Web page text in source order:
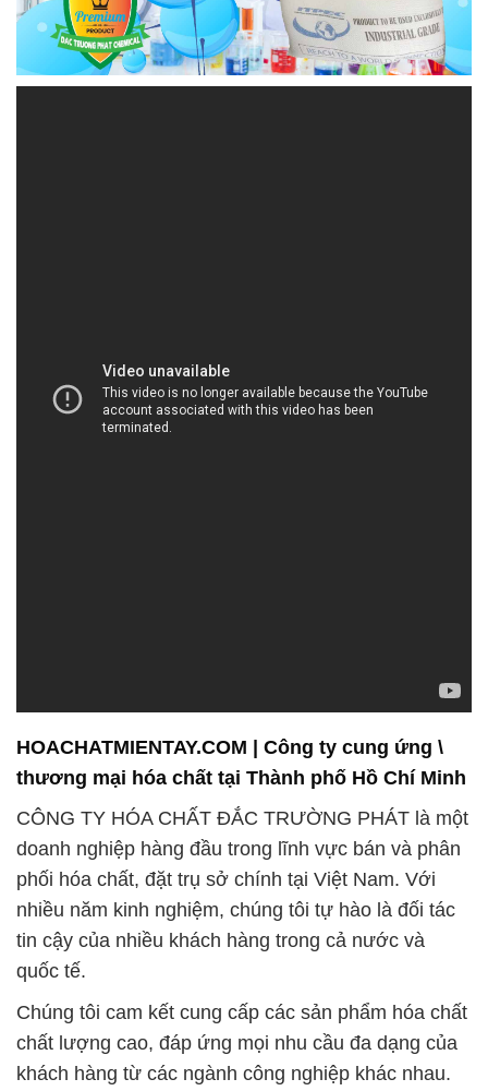
CÔNG TY HÓA CHẤT ĐẮC TRƯỜNG PHÁT là một
doanh nghiệp hàng đầu trong lĩnh vực bán và phân
phối hóa chất, đặt trụ sở chính tại Việt Nam. Với
nhiều năm kinh nghiệm, chúng tôi tự hào là đối tác
tin cậy của nhiều khách hàng trong cả nước và
quốc tế.
Chúng tôi cam kết cung cấp các sản phẩm hóa chất
chất lượng cao, đáp ứng mọi nhu cầu đa dạng của
khách hàng từ các ngành công nghiệp khác nhau.
CÔNG TY HÓA CHẤT ĐẮC TRƯỜNG PHÁT không
chỉ mang đến sản phẩm chất lượng mà còn là đối
tác đáng tin cậy, luôn hỗ trợ khách hàng trong quá
trình sử dụng sản phẩm.